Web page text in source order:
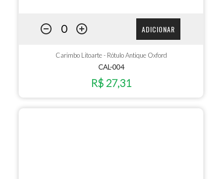
ADICIONAR
Carimbo Litoarte - Rótulo Antique Oxford
CAL-004
R$ 27,31